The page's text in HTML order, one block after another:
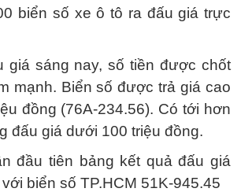
biển số xe ô tô ra đấu giá trực
giá sáng nay, số tiền được chốt
mạnh. Biển số được trả giá cao
đồng (76A-234.56). Có tới hơn
đấu giá dưới 100 triệu đồng.
đầu tiên bảng kết quả đấu giá
biển số TP.HCM 51K-945.45